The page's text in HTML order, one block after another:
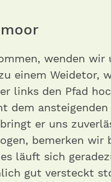
wenden
einem Weidetor,
links den Pfad
dem
er uns
bemerken
läuft sich
gut versteckt